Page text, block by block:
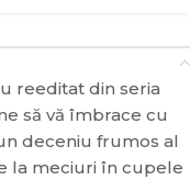
reeditat din seria
să vă îmbrace cu
deceniu frumos al
la meciuri în cupele